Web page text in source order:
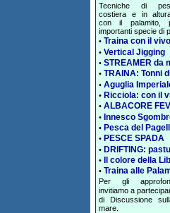
Tecniche di
costiera e in
con il palamito,
importanti specie di
• Traina con il vivo
• Vertical Jigging
• STREAMER da
• TRAINA: Tonni
• Aguglia
• Ricciola: con il
• ALBACORE
• Innesco
• Pesca del
• PESCE SPADA
• DRIFTING:
• Il colore della
• Traina alle
Per gli
invitiamo a
di Discussione
mare.